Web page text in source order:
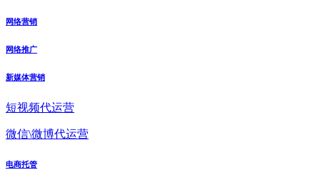
网络营销
网络推广
新媒体营销
短视频代运营
微信\微博代运营
电商托管